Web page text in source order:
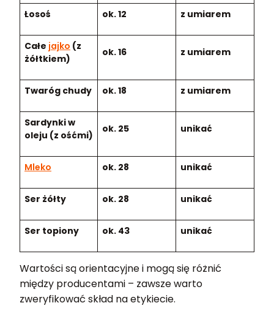
Łosoś ok. 12 z umiarem
Całe jajko (z
żółtkiem)
ok. 16 z umiarem
Twaróg chudy ok. 18 z umiarem
Sardynki w
oleju (z ośćmi)
ok. 25 unikać
Mleko ok. 28 unikać
Ser żółty ok. 28 unikać
Ser topiony ok. 43 unikać
Wartości są orientacyjne i mogą się różnić
między producentami – zawsze warto
zweryfikować skład na etykiecie.